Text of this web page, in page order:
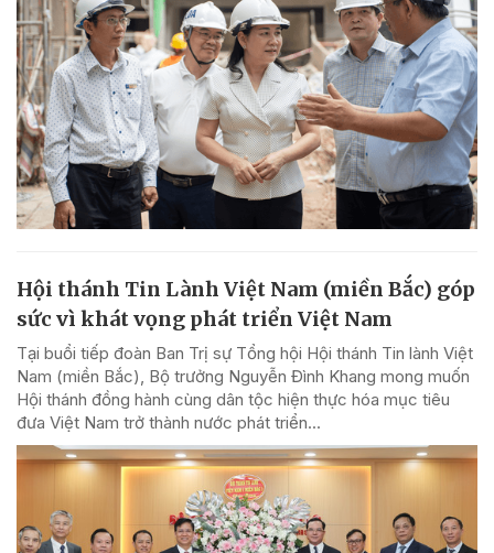
Hội thánh Tin Lành Việt Nam (miền Bắc) góp
sức vì khát vọng phát triển Việt Nam
Tại buổi tiếp đoàn Ban Trị sự Tổng hội Hội thánh Tin lành Việt
Nam (miền Bắc), Bộ trưởng Nguyễn Đình Khang mong muốn
Hội thánh đồng hành cùng dân tộc hiện thực hóa mục tiêu
đưa Việt Nam trở thành nước phát triển...